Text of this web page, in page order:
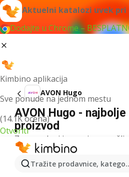
Aktuelni katalozi uvek pri
Dodajte u Chrome –
Kimbino aplikacija
Sve ponude na jednom mestu
(14.1K ocena)
Otvoriti
Tražite prodavnice,
AVON Hugo
AVON Hugo -
proizvod
Za navedeni izraz nismo našli
Drugi proizvodi u
AVON